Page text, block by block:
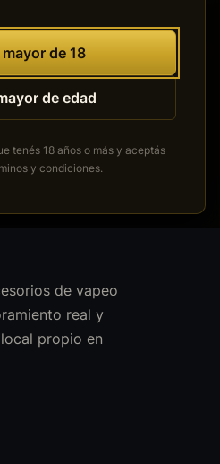
de 18
de edad
tenés 18 años o más y aceptás
y condiciones.
Nuestra tienda está en
abrirá sus puertas.
de vapeo
real y
propio en